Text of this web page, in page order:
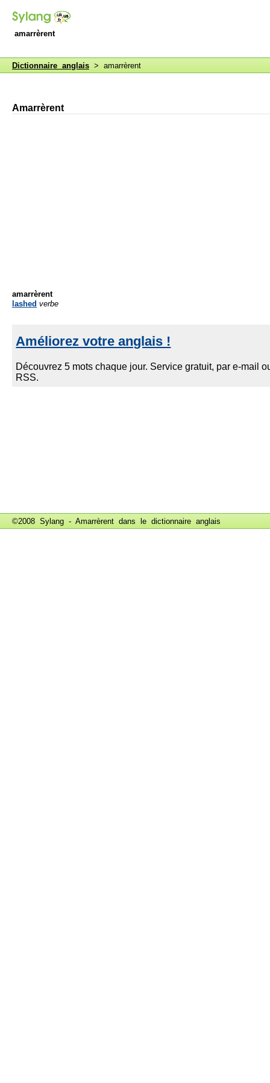
amarrèrent
Dictionnaire anglais > amarrèrent
Amarrèrent
amarrèrent
lashed verbe
©2008 Sylang - Amarrèrent dans le dictionnaire anglais